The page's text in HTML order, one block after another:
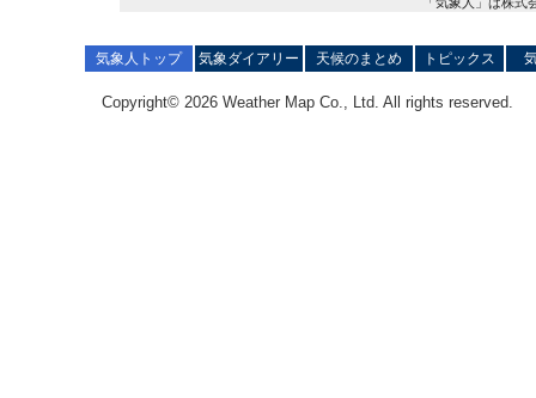
気象人トップ 気象ダイアリー 天候のまとめ トピックス
Copyright© 2026 Weather Map Co., Ltd. All rights reserved.